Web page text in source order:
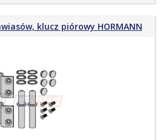
klucz piórowy HORMANN